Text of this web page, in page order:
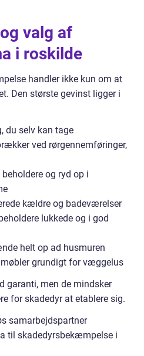
valg af
i roskilde
handler ikke kun om at
Den største gevinst ligger i
du selv kan tage
ved rørgennemføringer,
og ryd op i
kældre og badeværelser
lukkede og i god
helt op ad husmuren
grundigt for væggelus
garanti, men de mindsker
for skadedyr at etablere sig.
samarbejdspartner
til skadedyrsbekæmpelse i